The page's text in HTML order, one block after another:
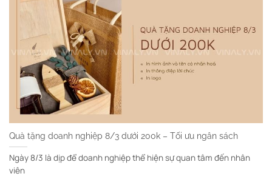
Quà tặng doanh nghiệp 8/3 dưới 200k – Tối ưu ngân sách
Ngày 8/3 là dịp để doanh nghiệp thể hiện sự quan tâm đến nhân
viên